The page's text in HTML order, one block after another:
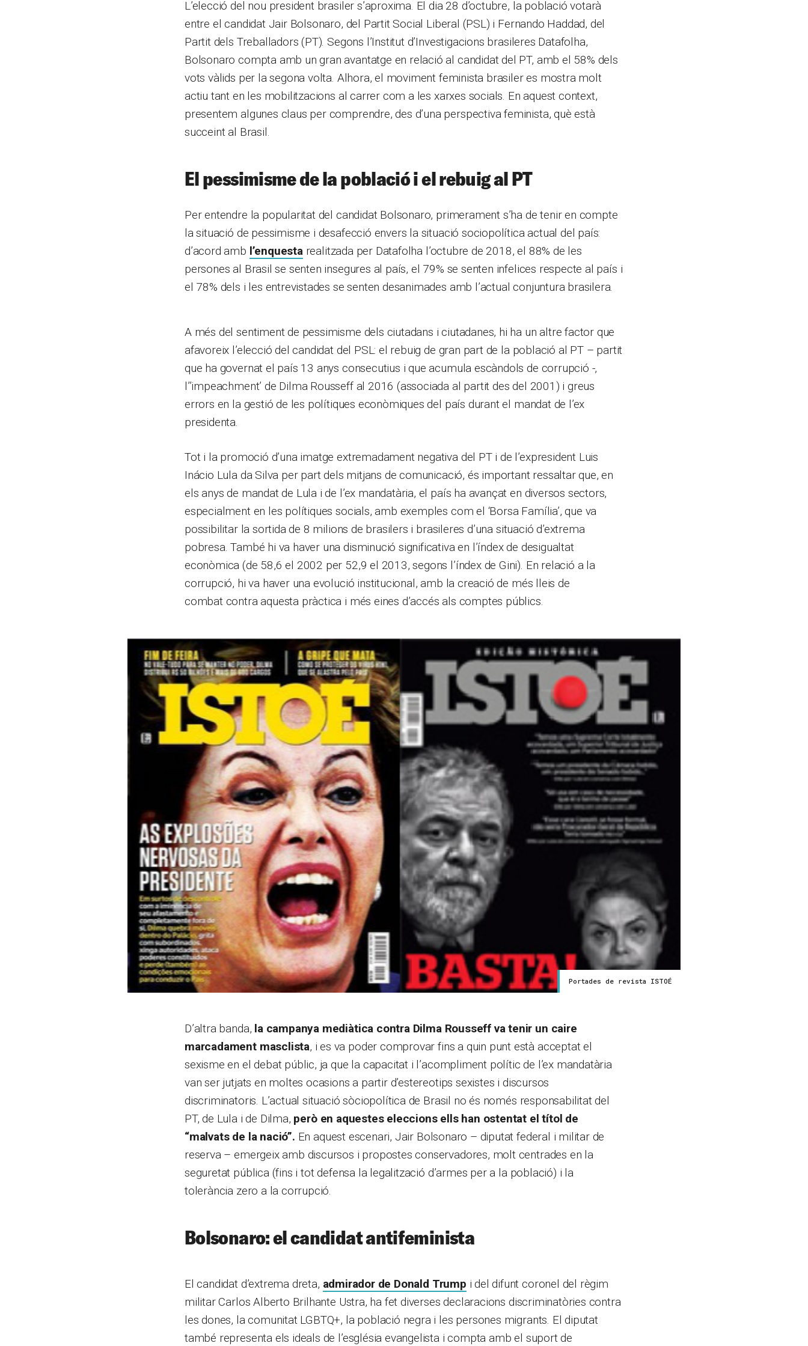
L’elecció del nou president brasiler s’aproxima. El dia 28 d’octubre, la població votarà
entre el candidat Jair Bolsonaro, del Partit Social Liberal (PSL) i Fernando Haddad, del
Partit dels Treballadors (PT). Segons l’Institut d’Investigacions brasileres Datafolha,
Bolsonaro compta amb un gran avantatge en relació al candidat del PT, amb el 58% dels
vots vàlids per la segona volta. Alhora, el moviment feminista brasiler es mostra molt
actiu tant en les mobilitzacions al carrer com a les xarxes socials. En aquest context,
presentem algunes claus per comprendre, des d’una perspectiva feminista, què està
succeint al Brasil.
El pessimisme de la població i el rebuig al PT
Per entendre la popularitat del candidat Bolsonaro, primerament s’ha de tenir en compte
la situació de pessimisme i desafecció envers la situació sociopolítica actual del país:
d’acord amb l’enquesta realitzada per Datafolha l’octubre de 2018, el 88% de les
persones al Brasil se senten insegures al país, el 79% se senten infelices respecte al país i
el 78% dels i les entrevistades se senten desanimades amb l’actual conjuntura brasilera.
A més del sentiment de pessimisme dels ciutadans i ciutadanes, hi ha un altre factor que
afavoreix l’elecció del candidat del PSL: el rebuig de gran part de la població al PT – partit
que ha governat el país 13 anys consecutius i que acumula escàndols de corrupció -,
l’’impeachment’ de Dilma Rousseff al 2016 (associada al partit des del 2001) i greus
errors en la gestió de les polítiques econòmiques del país durant el mandat de l’ex
presidenta.
Tot i la promoció d’una imatge extremadament negativa del PT i de l’expresident Luis
Inácio Lula da Silva per part dels mitjans de comunicació, és important ressaltar que, en
els anys de mandat de Lula i de l’ex mandatària, el país ha avançat en diversos sectors,
especialment en les polítiques socials, amb exemples com el ‘Borsa Família’, que va
possibilitar la sortida de 8 milions de brasilers i brasileres d’una situació d’extrema
pobresa. També hi va haver una disminució significativa en l’índex de desigualtat
econòmica (de 58,6 el 2002 per 52,9 el 2013, segons l’índex de Gini). En relació a la
corrupció, hi va haver una evolució institucional, amb la creació de més lleis de
combat contra aquesta pràctica i més eines d’accés als comptes públics.
Portades de revista ISTOÉ
D’altra banda, la campanya mediàtica contra Dilma Rousseff va tenir un caire
marcadament masclista, i es va poder comprovar fins a quin punt està acceptat el
sexisme en el debat públic, ja que la capacitat i l’acompliment polític de l’ex mandatària
van ser jutjats en moltes ocasions a partir d’estereotips sexistes i discursos
discriminatoris. L’actual situació sòciopolítica de Brasil no és només responsabilitat del
PT, de Lula i de Dilma, però en aquestes eleccions ells han ostentat el títol de
“malvats de la nació”. En aquest escenari, Jair Bolsonaro – diputat federal i militar de
reserva – emergeix amb discursos i propostes conservadores, molt centrades en la
seguretat pública (fins i tot defensa la legalització d’armes per a la població) i la
tolerància zero a la corrupció.
Bolsonaro: el candidat antifeminista
El candidat d’extrema dreta, admirador de Donald Trump i del difunt coronel del règim
militar Carlos Alberto Brilhante Ustra, ha fet diverses declaracions discriminatòries contra
les dones, la comunitat LGBTQ+, la població negra i les persones migrants. El diputat
també representa els ideals de l’església evangelista i compta amb el suport de